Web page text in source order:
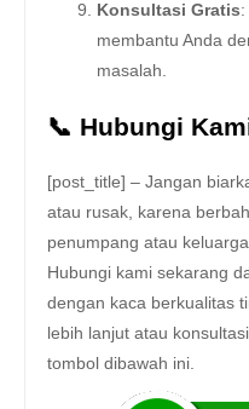
Konsultasi Gratis
membantu Anda
masalah.
📞 Hubungi
[post_title] – Jangan
atau rusak, karena
penumpang atau
Hubungi kami sekarang
dengan kaca berkualitas
lebih lanjut atau
tombol dibawah ini.